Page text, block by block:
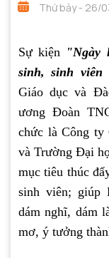
Thứ bảy - 26/
Sự kiện "Ngày
sinh, sinh viên
Giáo dục và
ương Đoàn
chức là Công ty
và Trường Đại
mục tiêu thúc
sinh viên; giúp
dám nghĩ, dám
mơ, ý tưởng